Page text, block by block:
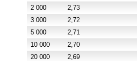
2 000
2,73
3 000
2,72
5 000
2,71
10 000
2,70
20 000
2,69